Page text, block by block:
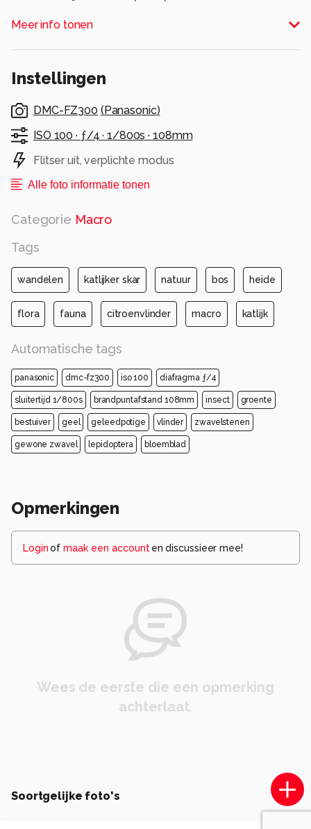
Alle rechten voorbehouden
Meer info tonen
Instellingen
DMC-FZ300 (Panasonic)
ISO 100 · ƒ/4 ·1/800s ·108mm
Flitser uit, verplichte modus
Alle foto informatie tonen
Categorie Macro
Tags
wandelen katlijker skar natuur bos heide
flora fauna citroenvlinder macro katlijk
Automatische tags
panasonic dmc-fz300 iso 100 diafragma ƒ/4
sluitertijd 1/800s brandpuntafstand 108mm insect groente
bestuiver geel geleedpotige vlinder zwavelstenen
gewone zwavel lepidoptera bloemblad
Opmerkingen
Loginof maak een account en discussieer mee!
Wees de eerste die een opmerking
achterlaat.
Soortgelijke foto's